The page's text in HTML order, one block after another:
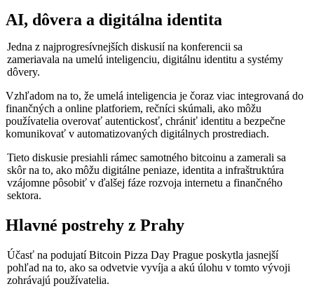
AI, dôvera a digitálna identita
Jedna z najprogresívnejších diskusií na konferencii sa
zameriavala na umelú inteligenciu, digitálnu identitu a systémy
dôvery.
Vzhľadom na to, že umelá inteligencia je čoraz viac integrovaná do
finančných a online platforiem, rečníci skúmali, ako môžu
používatelia overovať autentickosť, chrániť identitu a bezpečne
komunikovať v automatizovaných digitálnych prostrediach.
Tieto diskusie presiahli rámec samotného bitcoinu a zamerali sa
skôr na to, ako môžu digitálne peniaze, identita a infraštruktúra
vzájomne pôsobiť v ďalšej fáze rozvoja internetu a finančného
sektora.
Hlavné postrehy z Prahy
Účasť na podujatí Bitcoin Pizza Day Prague poskytla jasnejší
pohľad na to, ako sa odvetvie vyvíja a akú úlohu v tomto vývoji
zohrávajú používatelia.